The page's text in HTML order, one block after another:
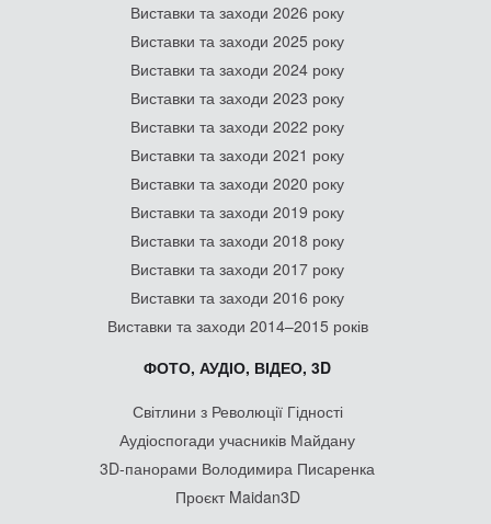
Виставки та заходи 2026 року
Виставки та заходи 2025 року
Виставки та заходи 2024 року
Виставки та заходи 2023 року
Виставки та заходи 2022 року
Виставки та заходи 2021 року
Виставки та заходи 2020 року
Виставки та заходи 2019 року
Виставки та заходи 2018 року
Виставки та заходи 2017 року
Виставки та заходи 2016 року
Виставки та заходи 2014–2015 років
ФОТО, АУДІО, ВІДЕО, 3D
Світлини з Революції Гідності
Аудіоспогади учасників Майдану
3D-панорами Володимира Писаренка
Проєкт Maidan3D